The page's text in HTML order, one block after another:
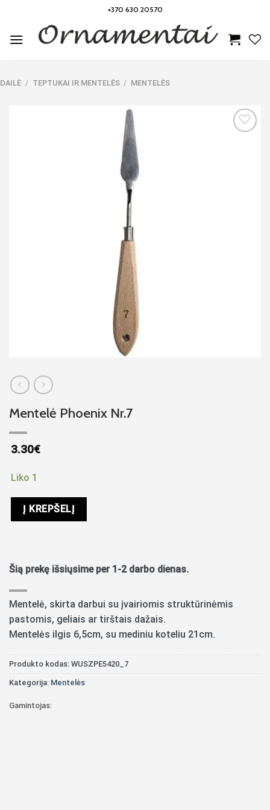
content
+370 630 20570
DAILĖ / TEPTUKAI IR MENTELĖS / MENTELĖS
Mentelė Phoenix Nr.7
3.30€
Liko 1
Į KREPŠELĮ
Šią prekę išsiųsime per 1-2 darbo dienas.
Mentelė, skirta darbui su įvairiomis struktūrinėmis
pastomis, geliais ar tirštais dažais.
Mentelės ilgis 6,5cm, su mediniu koteliu 21cm.
Produkto kodas: WUSZPE5420_7
Kategorija: Mentelės
Gamintojas: